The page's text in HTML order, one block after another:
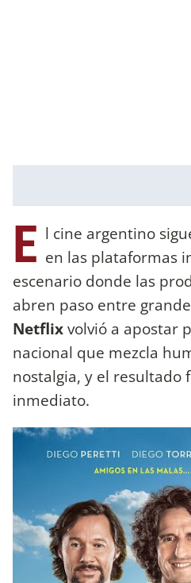
E l cine argentino
en las plataformas
escenario donde las
abren paso entre
Netflixvolvió a apostar
nacional que mezcla
nostalgia, y el resultado
inmediato.